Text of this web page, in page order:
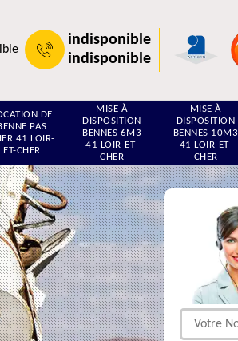
indisponible
indisponible
DE
PAS
41 LOIR-
ET-CHER
MISE À
DISPOSITION
BENNES 6M3
41 LOIR-ET-
CHER
MISE À
DISPOSITION
BENNES 10M3
41 LOIR-ET-
CHER